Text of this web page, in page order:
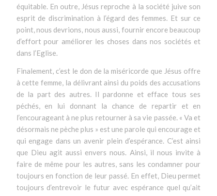
équitable. En outre, Jésus reproche à la société juive son
esprit de discrimination à l’égard des femmes. Et sur ce
point, nous devrions, nous aussi, fournir encore beaucoup
d’effort pour améliorer les choses dans nos sociétés et
dans l’Eglise.
Finalement, c’est le don de la miséricorde que Jésus offre
à cette femme, la délivrant ainsi du poids des accusations
de la part des autres. Il pardonne et efface tous ses
péchés, en lui donnant la chance de repartir et en
l’encourageant à ne plus retourner à sa vie passée. « Va et
désormais ne pèche plus » est une parole qui encourage et
qui engage dans un avenir plein d’espérance. C’est ainsi
que Dieu agit aussi envers nous. Ainsi, il nous invite à
faire de même pour les autres, sans les condamner pour
toujours en fonction de leur passé. En effet, Dieu permet
toujours d’entrevoir le futur avec espérance quel qu’ait